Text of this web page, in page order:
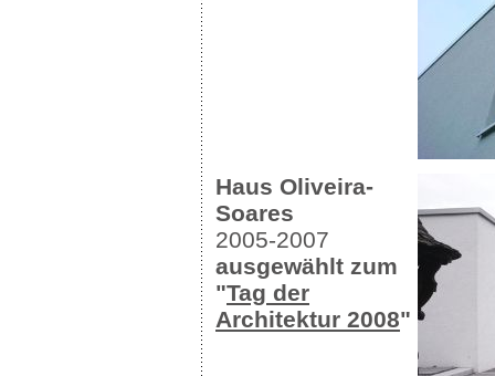
Haus Oliveira-
Soares
2005-2007
ausgewählt zum
"Tag der
Architektur 2008"